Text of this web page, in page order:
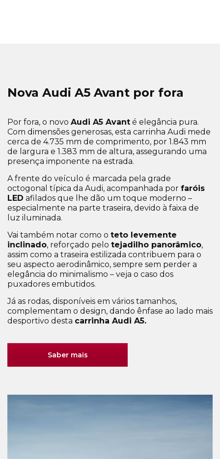
Nova Audi A5 Avant por fora
Por fora, o novo Audi A5 Avant é elegância pura.
Com dimensões generosas, esta carrinha Audi mede
cerca de 4.735 mm de comprimento, por 1.843 mm
de largura e 1.383 mm de altura, assegurando uma
presença imponente na estrada.
A frente do veículo é marcada pela grade
octogonal típica da Audi, acompanhada por faróis
LED afilados que lhe dão um toque moderno –
especialmente na parte traseira, devido à faixa de
luz iluminada.
Vai também notar como o teto levemente
inclinado, reforçado pelo tejadilho panorâmico,
assim como a traseira estilizada contribuem para o
seu aspecto aerodinâmico, sempre sem perder a
elegância do minimalismo – veja o caso dos
puxadores embutidos.
Já as rodas, disponíveis em vários tamanhos,
complementam o design, dando ênfase ao lado mais
desportivo desta carrinha Audi A5.
Saber mais